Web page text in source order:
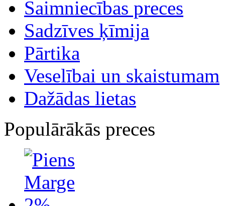
Saimniecības preces
Sadzīves ķīmija
Pārtika
Veselībai un skaistumam
Dažādas lietas
Populārākās preces